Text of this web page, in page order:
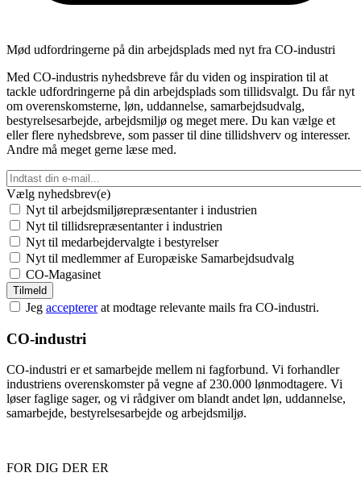
Mød udfordringerne på din arbejdsplads med nyt fra CO-industri
Med CO-industris nyhedsbreve får du viden og inspiration til at
tackle udfordringerne på din arbejdsplads som tillidsvalgt. Du får nyt
om overenskomsterne, løn, uddannelse, samarbejdsudvalg,
bestyrelsesarbejde, arbejdsmiljø og meget mere. Du kan vælge et
eller flere nyhedsbreve, som passer til dine tillidshverv og interesser.
Andre må meget gerne læse med.
Vælg nyhedsbrev(e)
Nyt til arbejdsmiljørepræsentanter i industrien
Nyt til tillidsrepræsentanter i industrien
Nyt til medarbejdervalgte i bestyrelser
Nyt til medlemmer af Europæiske Samarbejdsudvalg
CO-Magasinet
Jeg acceptererat modtage relevante mails fra CO-industri.
CO-industri
CO-industri er et samarbejde mellem ni fagforbund. Vi forhandler
industriens overenskomster på vegne af 230.000 lønmodtagere. Vi
løser faglige sager, og vi rådgiver om blandt andet løn, uddannelse,
samarbejde, bestyrelsesarbejde og arbejdsmiljø.
FOR DIG DER ER